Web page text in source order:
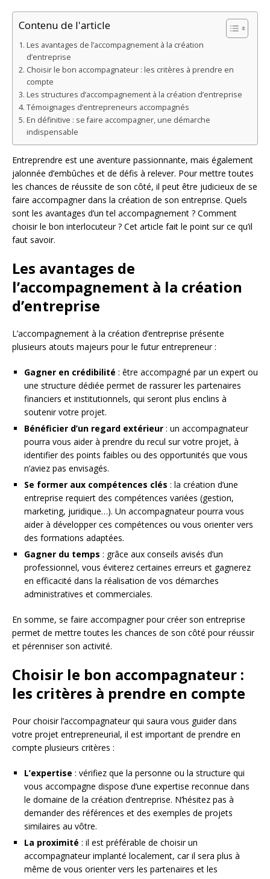
Contenu de l'article
Les avantages de l’accompagnement à la création
d’entreprise
Choisir le bon accompagnateur : les critères à prendre en
compte
Les structures d’accompagnement à la création d’entreprise
Témoignages d’entrepreneurs accompagnés
En définitive : se faire accompagner, une démarche
indispensable
Entreprendre est une aventure passionnante, mais également
jalonnée d’embûches et de défis à relever. Pour mettre toutes
les chances de réussite de son côté, il peut être judicieux de se
faire accompagner dans la création de son entreprise. Quels
sont les avantages d’un tel accompagnement ? Comment
choisir le bon interlocuteur ? Cet article fait le point sur ce qu’il
faut savoir.
Les avantages de
l’accompagnement à la création
d’entreprise
L’accompagnement à la création d’entreprise présente
plusieurs atouts majeurs pour le futur entrepreneur :
Gagner en crédibilité : être accompagné par un expert ou
une structure dédiée permet de rassurer les partenaires
financiers et institutionnels, qui seront plus enclins à
soutenir votre projet.
Bénéficier d’un regard extérieur : un accompagnateur
pourra vous aider à prendre du recul sur votre projet, à
identifier des points faibles ou des opportunités que vous
n’aviez pas envisagés.
Se former aux compétences clés : la création d’une
entreprise requiert des compétences variées (gestion,
marketing, juridique…). Un accompagnateur pourra vous
aider à développer ces compétences ou vous orienter vers
des formations adaptées.
Gagner du temps : grâce aux conseils avisés d’un
professionnel, vous éviterez certaines erreurs et gagnerez
en efficacité dans la réalisation de vos démarches
administratives et commerciales.
En somme, se faire accompagner pour créer son entreprise
permet de mettre toutes les chances de son côté pour réussir
et pérenniser son activité.
Choisir le bon accompagnateur :
les critères à prendre en compte
Pour choisir l’accompagnateur qui saura vous guider dans
votre projet entrepreneurial, il est important de prendre en
compte plusieurs critères :
L’expertise : vérifiez que la personne ou la structure qui
vous accompagne dispose d’une expertise reconnue dans
le domaine de la création d’entreprise. N’hésitez pas à
demander des références et des exemples de projets
similaires au vôtre.
La proximité : il est préférable de choisir un
accompagnateur implanté localement, car il sera plus à
même de vous orienter vers les partenaires et les